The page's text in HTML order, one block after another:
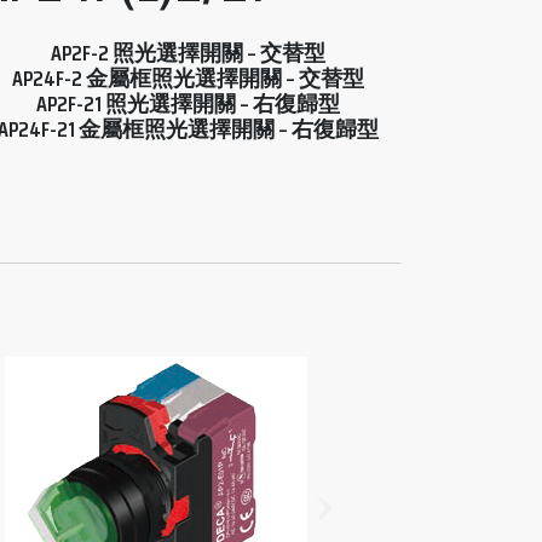
AP2F-2 照光選擇開關 – 交替型
AP24F-2 金屬框照光選擇開關 – 交替型
AP2F-21 照光選擇開關 – 右復歸型
21 金屬框照光選擇開關 – 右復歸型